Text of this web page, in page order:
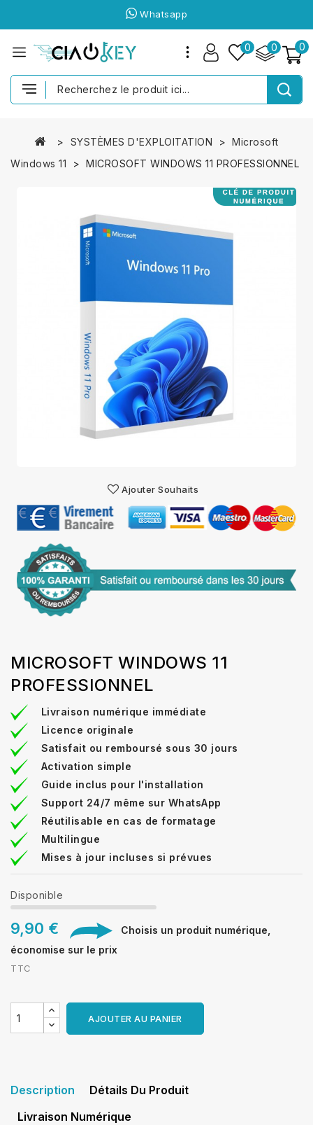
Whatsapp
0
0
0
SYSTÈMES D'EXPLOITATION
Microsoft
Windows 11
MICROSOFT WINDOWS 11 PROFESSIONNEL
Ajouter Souhaits
MICROSOFT WINDOWS 11
PROFESSIONNEL
Livraison numérique immédiate
Licence originale
Satisfait ou remboursé sous 30 jours
Activation simple
Guide inclus pour l'installation
Support 24/7 même sur WhatsApp
Réutilisable en cas de formatage
Multilingue
Mises à jour incluses si prévues
Disponible
9,90 €
Choisis un produit numérique,
économise sur le prix
TTC
AJOUTER AU PANIER
Description
Détails Du Produit
Livraison Numérique